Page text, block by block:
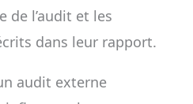
de l’audit et les
dans leur rapport.
audit externe